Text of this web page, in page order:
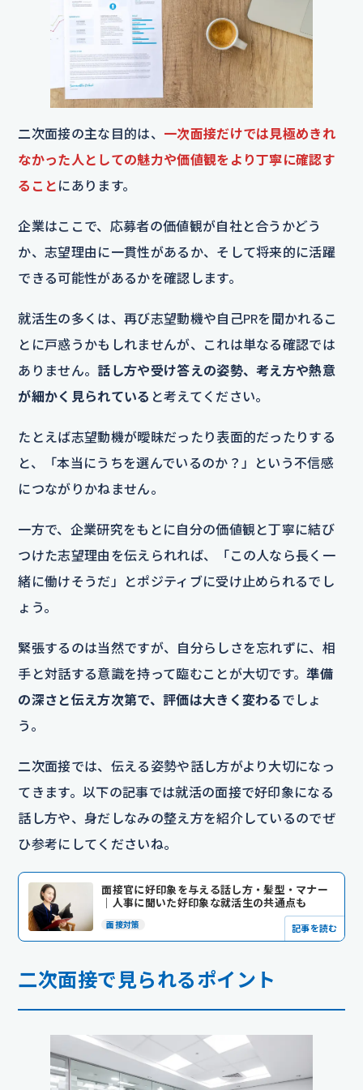
二次面接の主な目的は、 一次面接だけでは見極めきれ
なかった人としての魅力や価値観をより丁寧に確認す
ること にあります。
企業はここで、応募者の価値観が自社と合うかどう
か、志望理由に一貫性があるか、そして将来的に活躍
できる可能性があるかを確認します。
就活生の多くは、再び志望動機や自己PRを聞かれるこ
とに戸惑うかもしれませんが、これは単なる確認では
ありません。 話し方や受け答えの姿勢、考え方や熱意
が細かく見られている と考えてください。
たとえば志望動機が曖昧だったり表面的だったりする
と、「本当にうちを選んでいるのか？」という不信感
につながりかねません。
一方で、企業研究をもとに自分の価値観と丁寧に結び
つけた志望理由を伝えられれば、「この人なら長く一
緒に働けそうだ」とポジティブに受け止められるでし
ょう。
緊張するのは当然ですが、自分らしさを忘れずに、相
手と対話する意識を持って臨むことが大切です。準備
の深さと伝え方次第で、評価は大きく変わる でしょ
う。
二次面接では、伝える姿勢や話し方がより大切になっ
てきます。以下の記事では就活の面接で好印象になる
話し方や、身だしなみの整え方を紹介しているのでぜ
ひ参考にしてくださいね。
面接官に好印象を与える話し方・髪型・マナー
｜人事に聞いた好印象な就活生の共通点も
面接対策 記事を読む
二次面接で見られるポイント